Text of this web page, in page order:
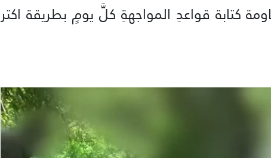
كتابة قواعدِ المواجهةِ كلَّ يومٍ بطريقة اكتر